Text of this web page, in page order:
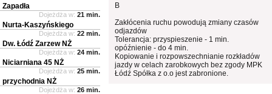
B
Zakłócenia ruchu powodują zmiany czasów
odjazdów
Tolerancja: przyspieszenie - 1 min.
opóźnienie - do 4 min.
Kopiowanie i rozpowszechnianie rozkładów
jazdy w celach zarobkowych bez zgody MPK
Łódź Spółka z o.o jest zabronione.
Zapadła
Dojeżdża w: 21 min.
Nurta-Kaszyńskiego
Dojeżdża w: 22 min.
Dw. Łódź Zarzew NŻ
Dojeżdża w: 24 min.
Niciarniana 45 NŻ
Dojeżdża w: 25 min.
przychodnia NŻ
Dojeżdża w: 26 min.